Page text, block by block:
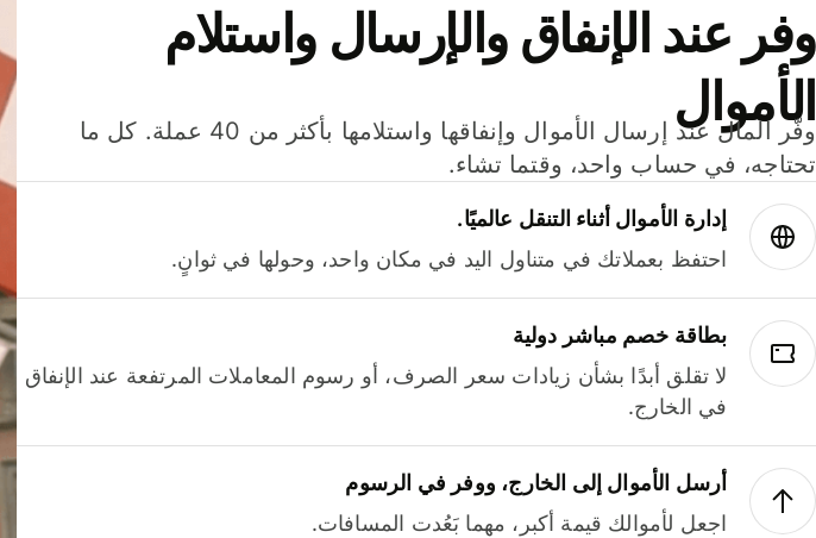
وفر عند الإنفاق والإرسال واستلام
الأموال
وفّر المال عند إرسال الأموال وإنفاقها واستلامها بأكثر من 40 عملة. كل ما
تحتاجه، في حساب واحد، وقتما تشاء.
إدارة الأموال أثناء التنقل عالميًا.
احتفظ بعملاتك في متناول اليد في مكان واحد، وحولها في ثوانٍ.
بطاقة خصم مباشر دولية
لا تقلق أبدًا بشأن زيادات سعر الصرف، أو رسوم المعاملات المرتفعة عند الإنفاق
في الخارج.
أرسل الأموال إلى الخارج، ووفر في الرسوم
اجعل لأموالك قيمة أكبر، مهما بَعُدت المسافات.